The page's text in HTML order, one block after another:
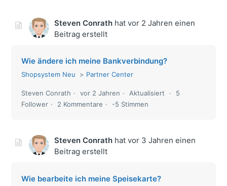
Steven Conrath hatvor 2 Jahren einen
Beitrag erstellt
Wie ändere ich meine Bankverbindung?
Shopsystem Neu Partner Center
Steven Conrath vor 2 Jahren Aktualisiert
5
Follower
2 Kommentare -5 Stimmen
Steven Conrath hatvor 3 Jahren einen
Beitrag erstellt
Wie bearbeite ich meine Speisekarte?